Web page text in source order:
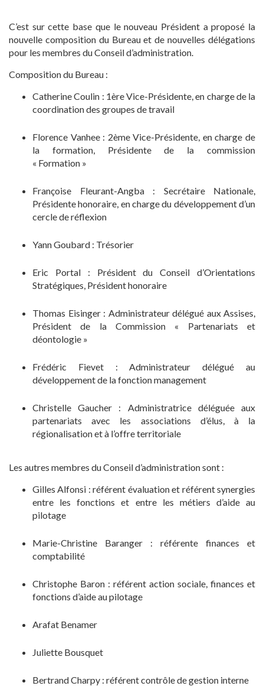
C’est sur cette base que le nouveau Président a proposé la
nouvelle composition du Bureau et de nouvelles délégations
pour les membres du Conseil d’administration.
Composition du Bureau :
Catherine Coulin : 1ère Vice-Présidente, en charge de la
coordination des groupes de travail
Florence Vanhee : 2ème Vice-Présidente, en charge de
la formation, Présidente de la commission
« Formation »
Françoise Fleurant-Angba : Secrétaire Nationale,
Présidente honoraire, en charge du développement d’un
cercle de réflexion
Yann Goubard : Trésorier
Eric Portal : Président du Conseil d’Orientations
Stratégiques, Président honoraire
Thomas Eisinger : Administrateur délégué aux Assises,
Président de la Commission « Partenariats et
déontologie »
Frédéric Fievet : Administrateur délégué au
développement de la fonction management
Christelle Gaucher : Administratrice déléguée aux
partenariats avec les associations d’élus, à la
régionalisation et à l’offre territoriale
Les autres membres du Conseil d’administration sont :
Gilles Alfonsi : référent évaluation et référent synergies
entre les fonctions et entre les métiers d’aide au
pilotage
Marie-Christine Baranger : référente finances et
comptabilité
Christophe Baron : référent action sociale, finances et
fonctions d’aide au pilotage
Arafat Benamer
Juliette Bousquet
Bertrand Charpy : référent contrôle de gestion interne